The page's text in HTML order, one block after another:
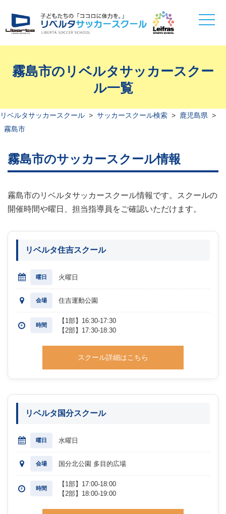
toggle
霧島市のリベルタサッカースクー
ル一覧
リベルタサッカースクール > サッカースクール検索 > 鹿児島県 >
霧島市
霧島市のサッカースクール情報
霧島市のリベルタサッカースクール情報です。スクールの
開催時間や曜日、担当指導員をご確認いただけます。
リベルタ住吉スクール
曜日 火曜日
会場 住吉運動公園
時間
【1部】16:30-17:30
【2部】17:30-18:30
スクール詳細はこちら
リベルタ国分スクール
曜日 水曜日
会場 国分北公園 多目的広場
時間
【1部】17:00-18:00
【2部】18:00-19:00